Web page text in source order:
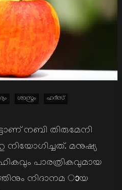
ശാസ്ത്രം ഹദീസ്
നബി തിരുമേനി
നിയോഗിച്ചത്. മനുഷ്യ
പാരത്രികവുമായ
നിദാനമ ായ